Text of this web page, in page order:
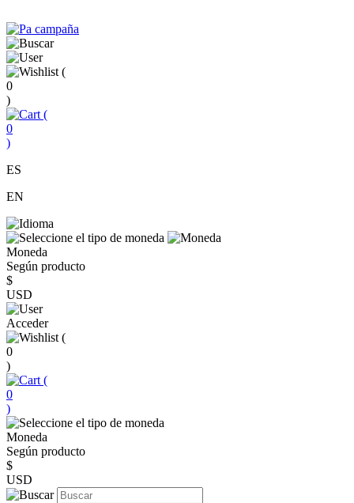
(
0
)
(
0
)
ES
EN
Moneda
Según producto
$
USD
Acceder
(
0
)
(
0
)
Moneda
Según producto
$
USD